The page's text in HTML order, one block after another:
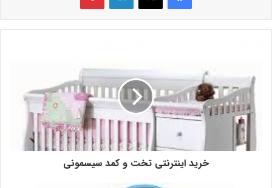
خرید اینترنتی تخت و کمد سیسمونی